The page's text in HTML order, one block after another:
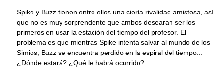
Spike y Buzz tienen entre ellos una cierta rivalidad amistosa, así
que no es muy sorprendente que ambos desearan ser los
primeros en usar la estación del tiempo del profesor. El
problema es que mientras Spike intenta salvar al mundo de los
Simios, Buzz se encuentra perdido en la espiral del tiempo...
¿Dónde estará? ¿Qué le habrá ocurrido?